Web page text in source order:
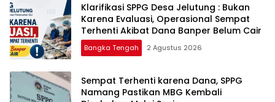
‎Klarifikasi SPPG Desa Jelutung : Bukan
Karena Evaluasi, Operasional Sempat
Terhenti Akibat Dana Banper Belum Cair
Bangka Tengah 2 Agustus 2026
‎Sempat Terhenti karena Dana, SPPG
Namang Pastikan MBG Kembali